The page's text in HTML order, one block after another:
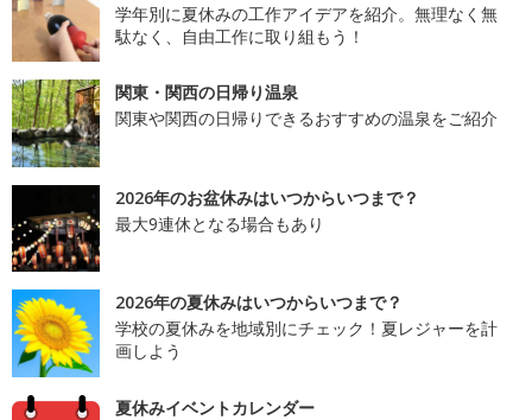
学年別に夏休みの工作アイデアを紹介。無理なく無
駄なく、自由工作に取り組もう！
関東・関西の日帰り温泉
関東や関西の日帰りできるおすすめの温泉をご紹介
2026年のお盆休みはいつからいつまで？
最大9連休となる場合もあり
2026年の夏休みはいつからいつまで？
学校の夏休みを地域別にチェック！夏レジャーを計
画しよう
夏休みイベントカレンダー